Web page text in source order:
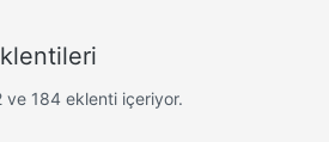
ve 184 eklenti içeriyor.